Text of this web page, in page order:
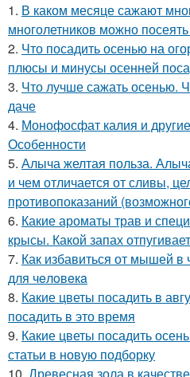
1. В каком месяце сажают
многолетников можно
2. Что посадить осенью на
плюсы и минусы осенней
3. Что лучше сажать осенью.
даче
4. Монофосфат калия и
Особенности
5. Алыча желтая польза.
и чем отличается от сливы,
противопоказаний
6. Какие ароматы трав и
крысы. Какой запах
7. Как избавиться от мышей в
для чeлoвeкa
8. Какие цветы посадить в
посадить в это время
9. Какие цветы посадить
статьи в новую подборку